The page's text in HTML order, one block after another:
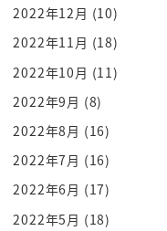
280人
は武器 実弾 装填し
ですよ 不思議に不
に謎が重なります
隊長がですね 実
実弾を持っていくな
ですよ そうこの戒
も 何が起きてるの
らしい 国会で急に
2022年12月 (10)
2022年11月 (18)
2022年10月 (11)
2022年9月 (8)
2022年8月 (16)
2022年7月 (16)
2022年6月 (17)
2022年5月 (18)